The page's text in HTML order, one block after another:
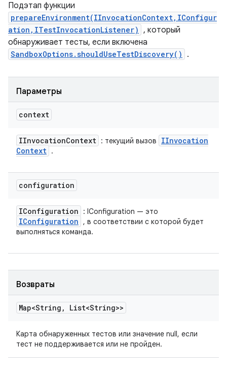
Подэтап функции
prepareEnvironment(IInvocationContext,IConfigur
ation,ITestInvocationListener) , который
обнаруживает тесты, если включена
SandboxOptions.shouldUseTestDiscovery() .
Параметры
context
IInvocationContext : текущий вызов
IInvocation
Context .
configuration
IConfiguration : IConfiguration — это
IConfiguration
, в соответствии с которой будет
выполняться команда.
Возвраты
Map<String , List<String>>
Карта обнаруженных тестов или значение null, если
тест не поддерживается или не пройден.